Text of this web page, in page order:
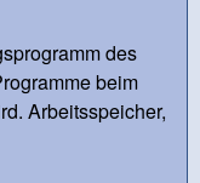
des
beim
Arbeitsspeicher,